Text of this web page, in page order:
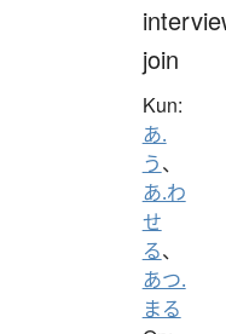
join
Kun:
あ.
う、
あ.わ
せ
る、
あつ.
まる